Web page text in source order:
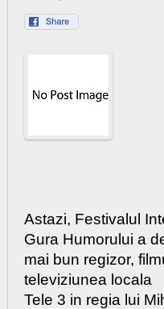
Astazi, Festivalul
Gura Humorului a
mai bun regizor,
televiziunea locala
Tele 3 in regia lui